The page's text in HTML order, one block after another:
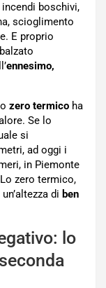
boschivi,
scioglimento
E proprio
ennesimo,
zero termico ha
Se lo
si
ad oggi i
in Piemonte
zero termico,
di ben
lo